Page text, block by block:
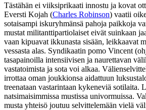
Tästähän ei viiksiprikaati innostu ja kovat
Eversti Kojah (Charles Robinson) vaatii
sotaisampi iskuryhmänsä pahoja paikkoja
mustat militanttipartiolaiset eivät suinkaan
vaan kipuavat ikkunasta sisään, leikkaavat
vessasta alas. Syndikaatin pomo Vincent
tasapainoilla intensiivisen ja naurettavan
vastatoimista ja sota voi alkaa.
irrottaa oman joukkionsa aidattuun
treenataan vastarintaan kykeneviä sotilaita.
natsimaisimmissa mustissa univormuissa.
musta yhteisö joutuu selvittelemään vielä